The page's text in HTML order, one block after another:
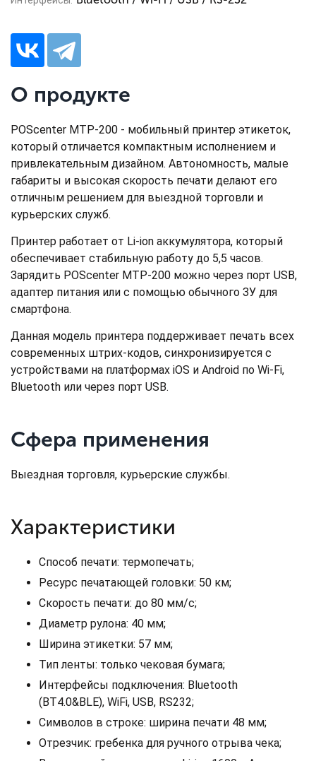
О продукте
POScenter MTP-200 - мобильный принтер этикеток,
который отличается компактным исполнением и
привлекательным дизайном. Автономность, малые
габариты и высокая скорость печати делают его
отличным решением для выездной торговли и
курьерских служб.
Принтер работает от Li-ion аккумулятора, который
обеспечивает стабильную работу до 5,5 часов.
Зарядить POScenter MTP-200 можно через порт USB,
адаптер питания или с помощью обычного ЗУ для
смартфона.
Данная модель принтера поддерживает печать всех
современных штрих-кодов, синхронизируется с
устройствами на платформах iOS и Android по Wi-Fi,
Bluetooth или через порт USB.
Сфера применения
Выездная торговля, курьерские службы.
Характеристики
Способ печати: термопечать;
Ресурс печатающей головки: 50 км;
Скорость печати: до 80 мм/с;
Диаметр рулона: 40 мм;
Ширина этикетки: 57 мм;
Тип ленты: только чековая бумага;
Интерфейсы подключения: Bluetooth
(BT4.0&BLE), WiFi, USB, RS232;
Символов в строке: ширина печати 48 мм;
Отрезчик: гребенка для ручного отрыва чека;